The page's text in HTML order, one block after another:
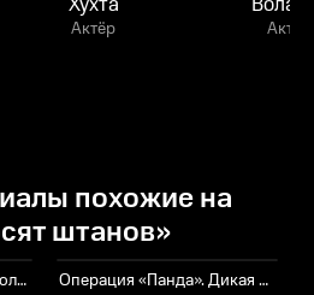
Актёр Актёр
похожие на
штанов»
Мартин Лютер Кинг: Король без королевства Операция «Панда». Дикая миссия